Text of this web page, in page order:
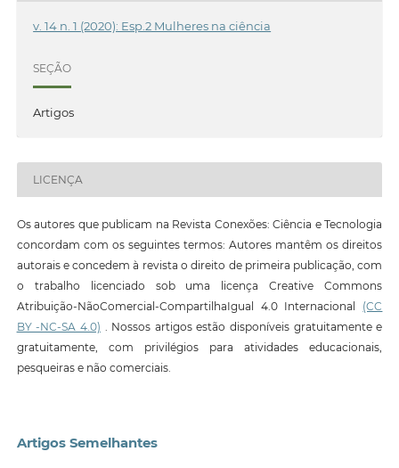
v. 14 n. 1 (2020): Esp.2 Mulheres na ciência
SEÇÃO
Artigos
LICENÇA
Os autores que publicam na Revista Conexões: Ciência e Tecnologia
concordam com os seguintes termos: Autores mantêm os direitos
autorais e concedem à revista o direito de primeira publicação, com
o trabalho licenciado sob uma licença Creative Commons
Atribuição-NãoComercial-CompartilhaIgual 4.0 Internacional (CC
BY -NC-SA 4.0) . Nossos artigos estão disponíveis gratuitamente e
gratuitamente, com privilégios para atividades educacionais,
pesqueiras e não comerciais.
Artigos Semelhantes